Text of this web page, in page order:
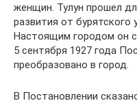
женщин. Тулун прошел
развития от бурятского
Настоящим городом он
5 сентября 1927 года
преобразовано в город.
В Постановлении